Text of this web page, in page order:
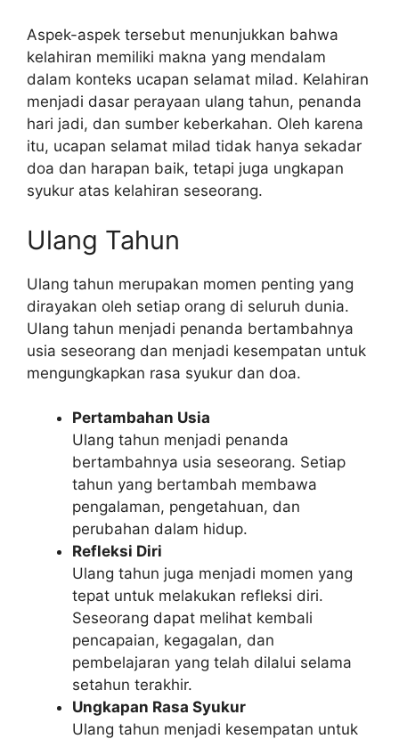
Aspek-aspek tersebut menunjukkan bahwa
kelahiran memiliki makna yang mendalam
dalam konteks ucapan selamat milad. Kelahiran
menjadi dasar perayaan ulang tahun, penanda
hari jadi, dan sumber keberkahan. Oleh karena
itu, ucapan selamat milad tidak hanya sekadar
doa dan harapan baik, tetapi juga ungkapan
syukur atas kelahiran seseorang.
Ulang Tahun
Ulang tahun merupakan momen penting yang
dirayakan oleh setiap orang di seluruh dunia.
Ulang tahun menjadi penanda bertambahnya
usia seseorang dan menjadi kesempatan untuk
mengungkapkan rasa syukur dan doa.
Pertambahan Usia
Ulang tahun menjadi penanda
bertambahnya usia seseorang. Setiap
tahun yang bertambah membawa
pengalaman, pengetahuan, dan
perubahan dalam hidup.
Refleksi Diri
Ulang tahun juga menjadi momen yang
tepat untuk melakukan refleksi diri.
Seseorang dapat melihat kembali
pencapaian, kegagalan, dan
pembelajaran yang telah dilalui selama
setahun terakhir.
Ungkapan Rasa Syukur
Ulang tahun menjadi kesempatan untuk